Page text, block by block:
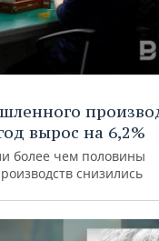
вырос на 6,2%
более чем половины
снизились